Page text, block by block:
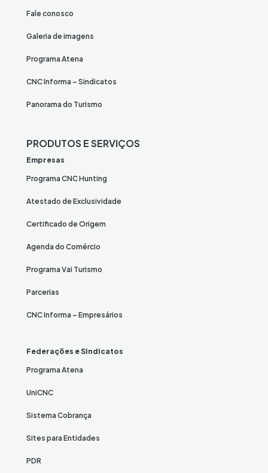
Fale conosco
Galeria de imagens
Programa Atena
CNC Informa – Sindicatos
Panorama do Turismo
PRODUTOS E SERVIÇOS
Empresas
Programa CNC Hunting
Atestado de Exclusividade
Certificado de Origem
Agenda do Comércio
Programa Vai Turismo
Parcerias
CNC Informa – Empresários
Federações e Sindicatos
Programa Atena
UniCNC
Sistema Cobrança
Sites para Entidades
PDR